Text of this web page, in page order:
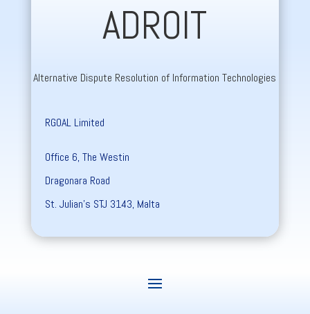
ADROIT
Alternative Dispute Resolution of Information Technologies
RGOAL Limited
Office 6, The Westin
Dragonara Road
St. Julian’s STJ 3143, Malta